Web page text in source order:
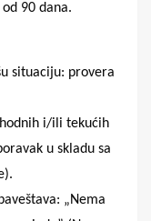
90 dana.
situaciju: provera
i/ili tekućih
u skladu sa
„Nema